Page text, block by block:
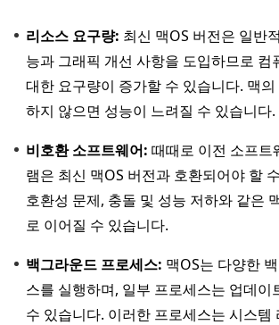
리소스 요구량: 최신 맥OS 버전은 일반
능과 그래픽 개선 사항을 도입하므로 컴
대한 요구량이 증가할 수 있습니다. 맥
하지 않으면 성능이 느려질 수 있습니다.
비호환 소프트웨어: 때때로 이전 소프트
램은 최신 맥OS 버전과 호환되어야 할
호환성 문제, 충돌 및 성능 저하와 같은
로 이어질 수 있습니다.
백그라운드 프로세스: 맥OS는 다양한
스를 실행하며, 일부 프로세스는 업데이
수 있습니다. 이러한 프로세스는 시스템